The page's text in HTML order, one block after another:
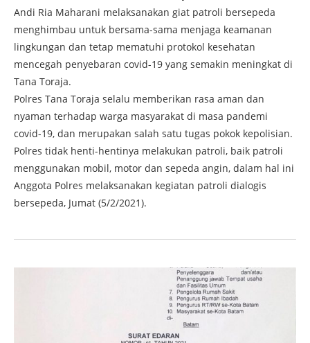
Andi Ria Maharani melaksanakan giat patroli bersepeda
menghimbau untuk bersama-sama menjaga keamanan
lingkungan dan tetap mematuhi protokol kesehatan
mencegah penyebaran covid-19 yang semakin meningkat di
Tana Toraja.
Polres Tana Toraja selalu memberikan rasa aman dan
nyaman terhadap warga masyarakat di masa pandemi
covid-19, dan merupakan salah satu tugas pokok kepolisian.
Polres tidak henti-hentinya melakukan patroli, baik patroli
menggunakan mobil, motor dan sepeda angin, dalam hal ini
Anggota Polres melaksanakan kegiatan patroli dialogis
bersepeda, Jumat (5/2/2021).